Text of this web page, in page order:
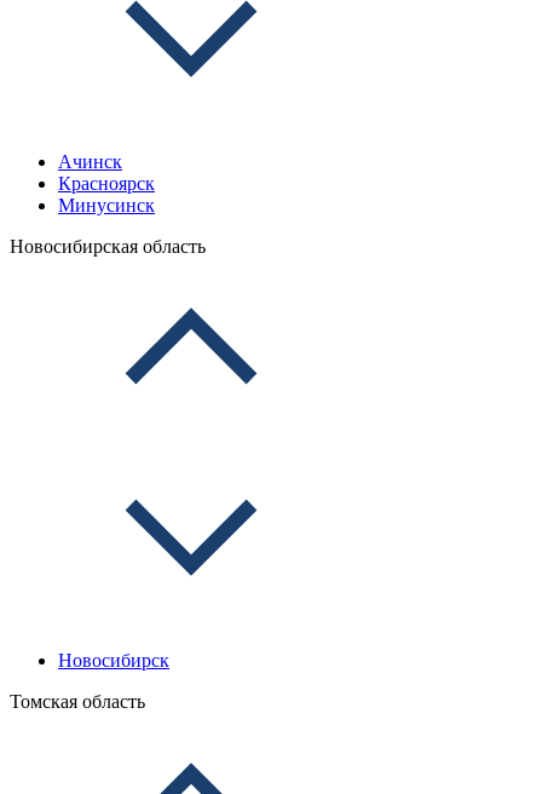
Ачинск
Красноярск
Минусинск
Новосибирская область
Новосибирск
Томская область